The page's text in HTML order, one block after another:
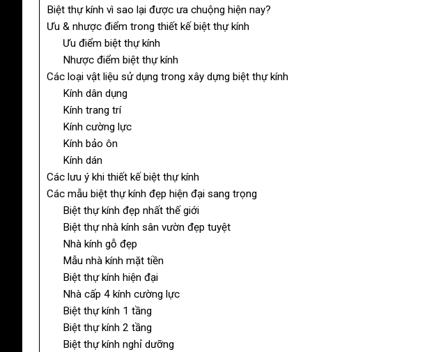
Biệt thự kính vì sao lại được ưa chuộng hiện nay?
Ưu & nhược điểm trong thiết kế biệt thự kính
Ưu điểm biệt thự kính
Nhược điểm biệt thự kính
Các loại vật liệu sử dụng trong xây dựng biệt thự kính
Kính dân dụng
Kính trang trí
Kính cường lực
Kính bảo ôn
Kính dán
Các lưu ý khi thiết kế biệt thự kính
Các mẫu biệt thự kính đẹp hiện đại sang trọng
Biệt thự kính đẹp nhất thế giới
Biệt thự nhà kính sân vườn đẹp tuyệt
Nhà kính gỗ đẹp
Mẫu nhà kính mặt tiền
Biệt thự kính hiện đại
Nhà cấp 4 kính cường lực
Biệt thự kính 1 tầng
Biệt thự kính 2 tầng
Biệt thự kính nghỉ dưỡng